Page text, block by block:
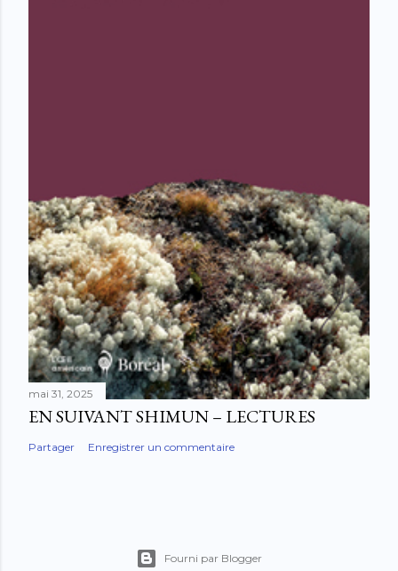
mai 31, 2025
EN SUIVANT SHIMUN – LECTURES
Partager Enregistrer un commentaire
Fourni par Blogger